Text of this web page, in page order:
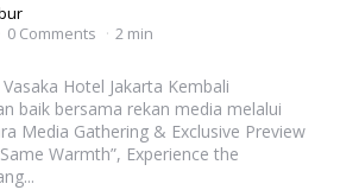
0 Comments 2 min
Hotel Jakarta Kembali
baik bersama rekan media melalui
Media Gathering & Exclusive Preview
Warmth”, Experience the